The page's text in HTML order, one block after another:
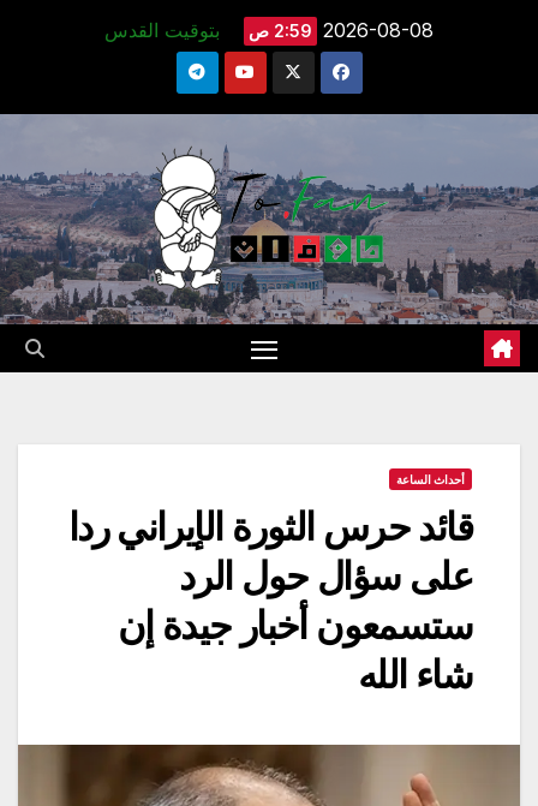
2026-08-08 2:59 ص بتوقيت القدس
أحداث الساعة
قائد حرس الثورة الإيراني ردا
على سؤال حول الرد
ستسمعون أخبار جيدة إن
شاء الله